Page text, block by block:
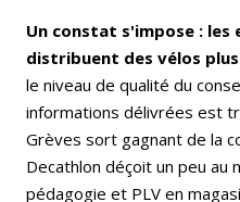
Un constat s'impose : les
distribuent des vélos
le niveau de qualité du
informations délivrées est
Grèves sort gagnant de la
Decathlon déçoit un peu au
pédagogie et PLV en